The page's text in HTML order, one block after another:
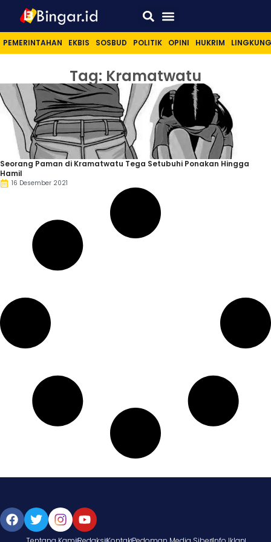
PEMERINTAHAN EKBIS SOSBUD POLITIK OPINI HUKRIM
Tag: Kramatwatu
Seorang Paman di Kramatwatu Tega Setubuhi Ponakan Hingga
Hamil
16 Desember 2021